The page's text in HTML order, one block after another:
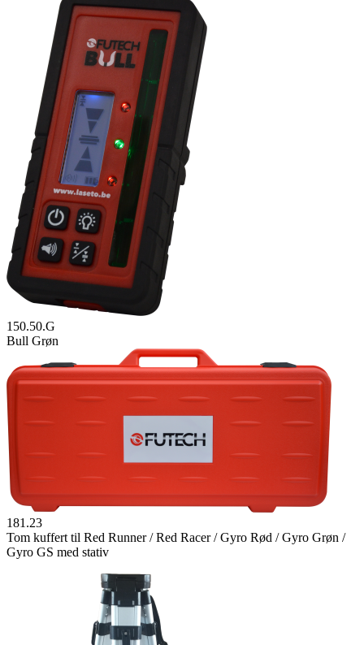
150.50.G
Bull Grøn
181.23
Tom kuffert til Red Runner / Red Racer / Gyro Rød / Gyro Grøn /
Gyro GS med stativ